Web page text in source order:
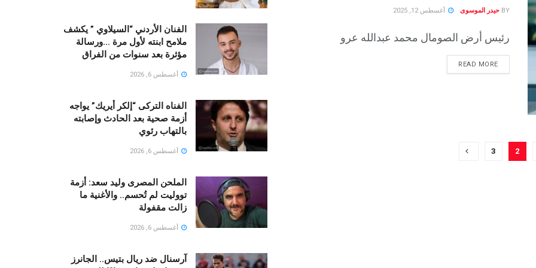
BY حيدر الموسوى أغسطس 12, 2025
رئيس أرض الصومال محمد عبدالله عرو
READ MORE
2
3
الفنان الأردني “السيلاوي ” يكشف
ملامح ابنته لأول مرة …ورسالة
مؤثرة بعد سنوات من الفراق
أغسطس 6, 2026
الفناه التركى “إلكر أيريك” يواجه
أزمة صحية بعد الحادث وإصابته
بالتهاب رئوي
أغسطس 6, 2026
الملحن المصرى وليد سعد: أزمة
تووليت لم تُحسم.. والأغنية ما
زالت مقفولة
أغسطس 6, 2026
آرسنال ضد ريال بتيس.. الجانرز